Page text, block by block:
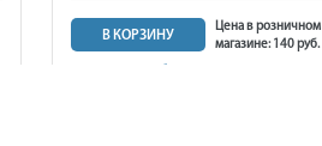
В КОРЗИНУ
Цена в розничном
магазине: 140 руб.